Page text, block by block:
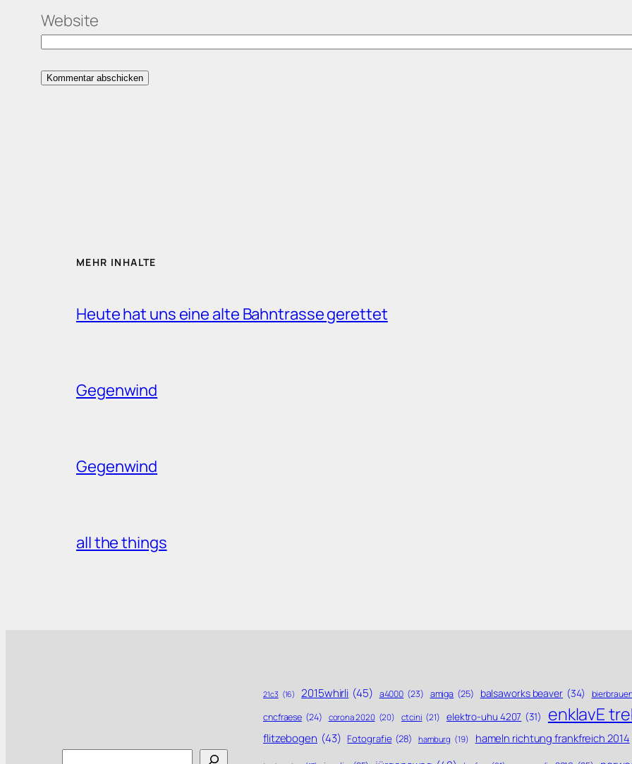
Website
MEHR INHALTE
Heute hat uns eine alte Bahntrasse gerettet
Gegenwind
Gegenwind
all the things
21c3 (16) 2015whirli (45) a4000 (23) amiga (25) balsaworks beaver (34)
cncfraese (24) corona 2020 (20) ctcini (21) elektro-uhu 4207 (31) enklavE
flitzebogen (43) Fotografie (28) hamburg (19) hameln richtung frankfreich 2014